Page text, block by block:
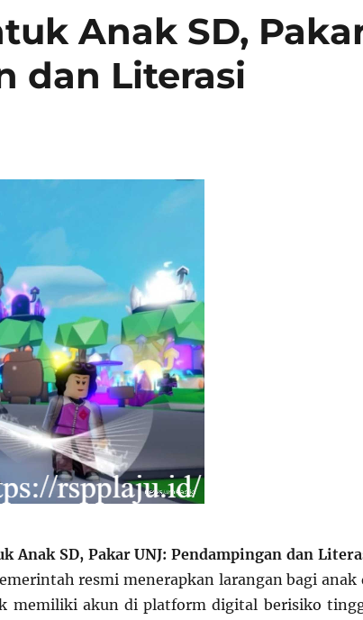
Anak SD,
dan Literasi
Anak SD, Pakar UNJ: Pendampingan dan
resmi menerapkan larangan bagi anak
memiliki akun di platform digital berisiko